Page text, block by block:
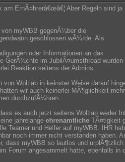
ErnÃ¤hrerâ€œâ€¦ Aber Regeln sind ja
myWBB gegenÃ¼ber die
geschlossen wÃ¼rde. Als
oder Informationen an das
GerÃ¼chte im JubilÃ¤umsthread wurden
Reaktion seitens der Admins.
Woltlab in keinster Weise darauf
wir auch keinerlei MÃ¶glichkeit
durchzufÃ¼hren.
es auch jetzt seitens Woltlab weder
jahrelange ehrenamtliche TÃ¤tigkeit
Teamer und Helfer auf myWBB. IHR
noch immer nicht verstanden haben.
dass myWBB so lautlos und
Forum angesammelt hatte, ebenfalls in